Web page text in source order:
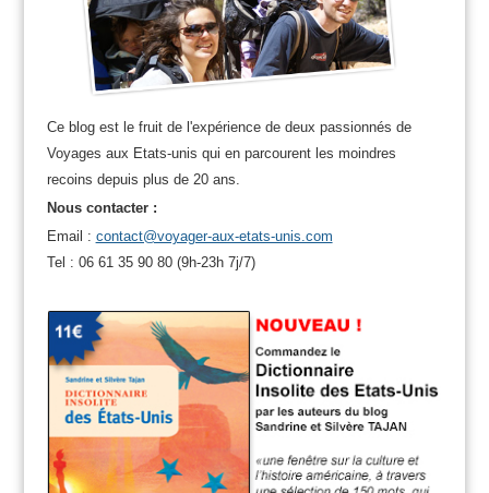
Ce blog est le fruit de l'expérience de deux passionnés de
Voyages aux Etats-unis qui en parcourent les moindres
recoins depuis plus de 20 ans.
Nous contacter :
Email : contact@voyager-aux-etats-unis.com
Tel : 06 61 35 90 80 (9h-23h 7j/7)